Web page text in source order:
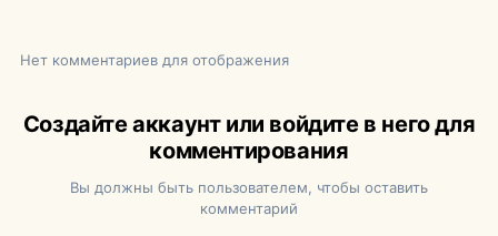
Нет комментариев для отображения
Создайте аккаунт или войдите в него для
комментирования
Вы должны быть пользователем, чтобы оставить
комментарий